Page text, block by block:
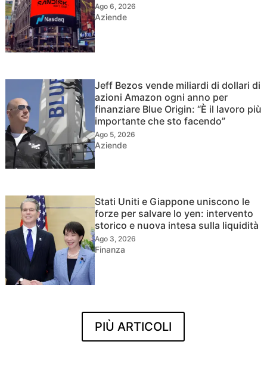
Ago 6, 2026
Aziende
Jeff Bezos vende miliardi di dollari di
azioni Amazon ogni anno per
finanziare Blue Origin: “È il lavoro più
importante che sto facendo”
Ago 5, 2026
Aziende
Stati Uniti e Giappone uniscono le
forze per salvare lo yen: intervento
storico e nuova intesa sulla liquidità
Ago 3, 2026
Finanza
PIÙ ARTICOLI